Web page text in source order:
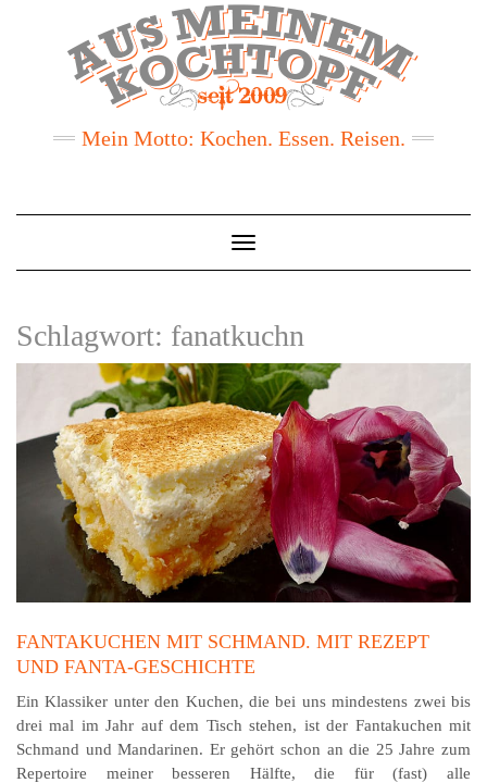
Mein Motto: Kochen. Essen. Reisen.
Toggle
Navigation
Schlagwort: fanatkuchn
FANTAKUCHEN MIT SCHMAND. MIT REZEPT
UND FANTA-GESCHICHTE
Ein Klassiker unter den Kuchen, die bei uns mindestens zwei bis
drei mal im Jahr auf dem Tisch stehen, ist der Fantakuchen mit
Schmand und Mandarinen. Er gehört schon an die 25 Jahre zum
Repertoire meiner besseren Hälfte, die für (fast) alle